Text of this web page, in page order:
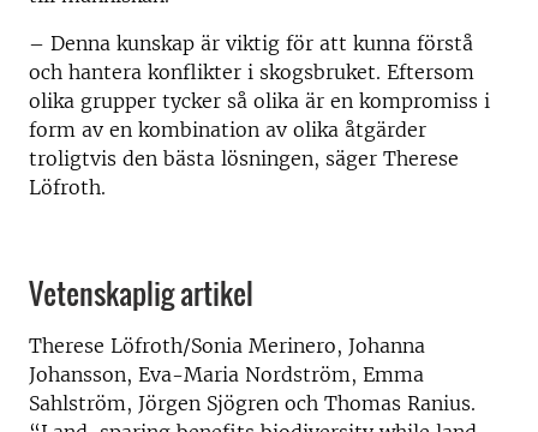
– Denna kunskap är viktig för att kunna förstå
och hantera konflikter i skogsbruket. Eftersom
olika grupper tycker så olika är en kompromiss i
form av en kombination av olika åtgärder
troligtvis den bästa lösningen, säger Therese
Löfroth.
Vetenskaplig artikel
Therese Löfroth/Sonia Merinero, Johanna
Johansson, Eva-Maria Nordström, Emma
Sahlström, Jörgen Sjögren och Thomas Ranius.